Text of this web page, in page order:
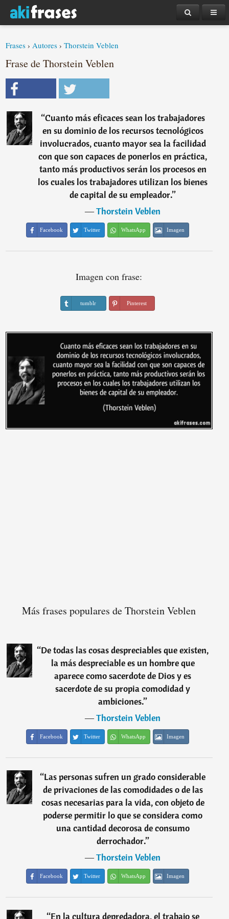
Frases ›Autores ›Thorstein Veblen
Frase de Thorstein Veblen
“Cuanto más eficaces sean los trabajadores
en su dominio de los recursos tecnológicos
involucrados, cuanto mayor sea la facilidad
con que son capaces de ponerlos en práctica,
tanto más productivos serán los procesos en
los cuales los trabajadores utilizan los bienes
de capital de su empleador.”
―Thorstein Veblen
Facebook Twitter WhatsApp Imagen
Imagen con frase:
tumblr Pinterest
Más frases populares de Thorstein Veblen
“De todas las cosas despreciables que existen,
la más despreciable es un hombre que
aparece como sacerdote de Dios y es
sacerdote de su propia comodidad y
ambiciones.”
―Thorstein Veblen
Facebook Twitter WhatsApp Imagen
“Las personas sufren un grado considerable
de privaciones de las comodidades o de las
cosas necesarias para la vida, con objeto de
poderse permitir lo que se considera como
una cantidad decorosa de consumo
derrochador.”
―Thorstein Veblen
Facebook Twitter WhatsApp Imagen
“En la cultura depredadora, el trabajo se